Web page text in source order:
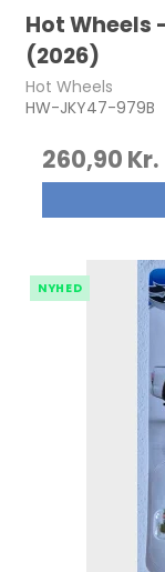
Hot Wheels
(2026)
Hot Wheels
HW-JKY47-979B
260,90 Kr.
NYHED